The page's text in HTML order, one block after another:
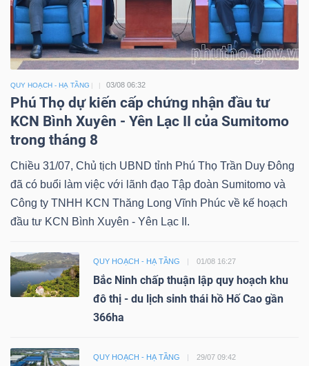
QUY HOẠCH - HẠ TẦNG 03/08 06:32
Phú Thọ dự kiến cấp chứng nhận đầu tư
KCN Bình Xuyên - Yên Lạc II của Sumitomo
trong tháng 8
Chiều 31/07, Chủ tịch UBND tỉnh Phú Thọ Trần Duy Đông
đã có buổi làm việc với lãnh đạo Tập đoàn Sumitomo và
Công ty TNHH KCN Thăng Long Vĩnh Phúc về kế hoạch
đầu tư KCN Bình Xuyên - Yên Lạc II.
QUY HOẠCH - HẠ TẦNG 01/08 16:27
Bắc Ninh chấp thuận lập quy hoạch khu
đô thị - du lịch sinh thái hồ Hố Cao gần
366ha
QUY HOẠCH - HẠ TẦNG 29/07 09:42